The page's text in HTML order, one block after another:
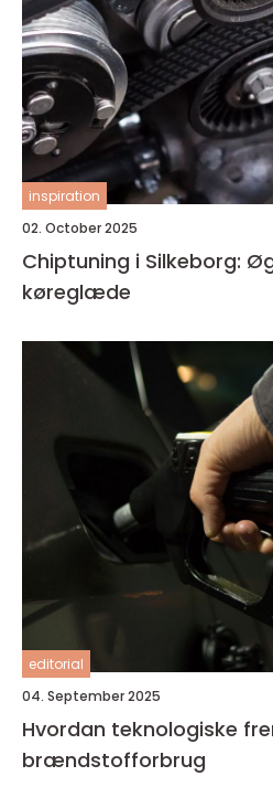
inspiration
02. October 2025
Chiptuning i Silkeborg:
køreglæde
editorial
04. September 2025
Hvordan teknologiske
brændstofforbrug